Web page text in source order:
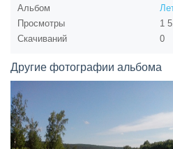
Альбом
Просмотры
1
Скачиваний
0
Другие фотографии альбома